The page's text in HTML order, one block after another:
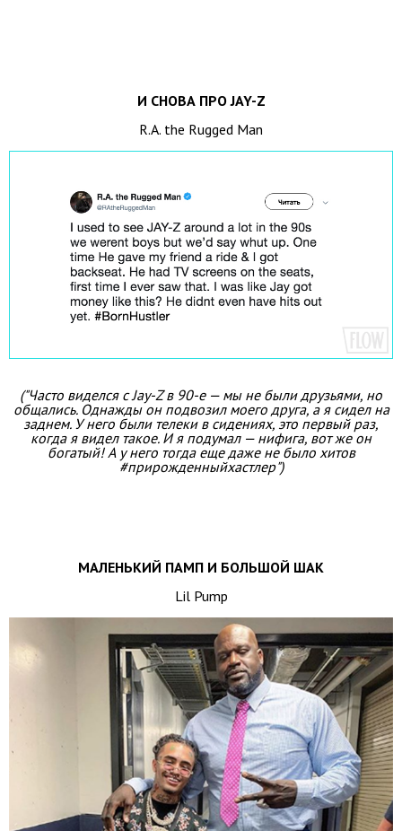
И СНОВА ПРО JAY-Z
R.A. the Rugged Man
("Часто виделся с Jay-Z в 90-е — мы не были друзьями, но
общались. Однажды он подвозил моего друга, а я сидел на
заднем. У него были телеки в сидениях, это первый раз,
когда я видел такое. И я подумал — нифига, вот же он
богатый! А у него тогда еще даже не было хитов
#прирожденныйхастлер")
МАЛЕНЬКИЙ ПАМП И БОЛЬШОЙ ШАК
Lil Pump